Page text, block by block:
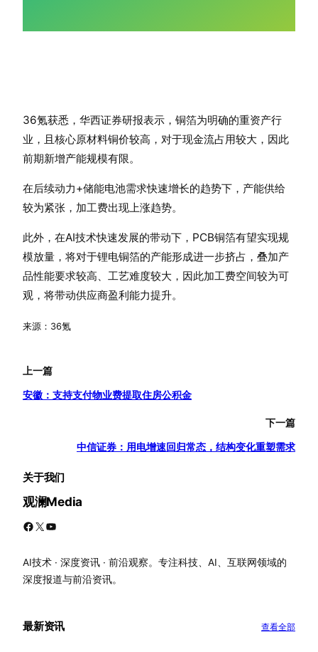
36氪获悉，华西证券研报表示，铜箔为明确的重资产行
业，且核心原材料铜价较高，对于现金流占用较大，因此
前期新增产能规模有限。
在后续动力+储能电池需求快速增长的趋势下，产能供给
较为紧张，加工费出现上涨趋势。
此外，在AI技术快速发展的带动下，PCB铜箔有望实现规
模放量，将对于锂电铜箔的产能形成进一步挤占，叠加产
品性能要求较高、工艺难度较大，因此加工费空间较为可
观，将带动供应商盈利能力提升。
来源：36氪
上一篇
安徽：支持支付物业费提取住房公积金
下一篇
中信证券：用电增速回归常态，结构变化重塑需求
关于我们
观澜Media
Facebook X YouTube
AI技术 · 深度资讯 · 前沿观察。专注科技、AI、互联网领域的
深度报道与前沿资讯。
最新资讯 查看全部